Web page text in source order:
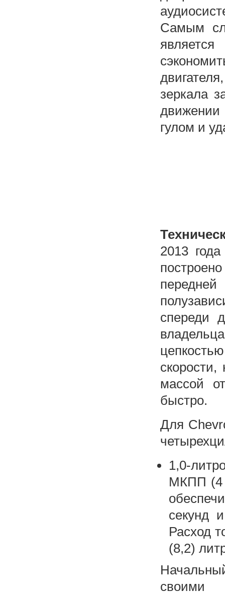
Самым
зеркала
движении
гулом и
2013
спереди
массой
быстро.
Для
1,0-
МКПП (4
секунд
Расход
(8,2)
своими